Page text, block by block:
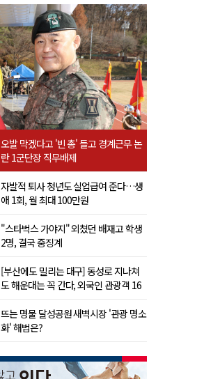
오발 막겠다고 '빈 총' 들고 경계근무 논
란 1군단장 직무배제
자발적 퇴사 청년도 실업급여 준다…생
애 1회, 월 최대 100만원
"스타벅스 가야지" 외쳤던 배재고 학생
2명, 결국 중징계
[부산에도 밀리는 대구] 동성로 지나쳐
도 해운대는 꼭 간다, 외국인 관광객 16
뜨는 명물 달성공원 새벽시장 '관광 명소
화' 해법은?